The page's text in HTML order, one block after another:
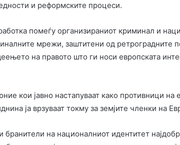
и реформските процеси.
помеѓу организираниот криминал и
мрежи, заштитени од ретроградните
на правото што ги носи европската
кои јавно настапуваат како противници на
ја врзуваат токму за земјите членки на
на националниот идентитет